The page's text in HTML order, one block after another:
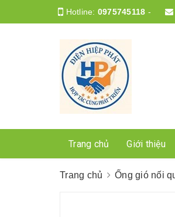
Hotline: 0975745118 -
Trang chủ Giới thiệu
Trang chủ Ống gió nối